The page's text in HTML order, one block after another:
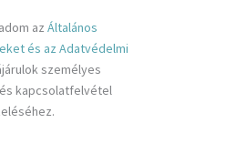
az Általános
és az Adatvédelmi
személyes
kapcsolatfelvétel